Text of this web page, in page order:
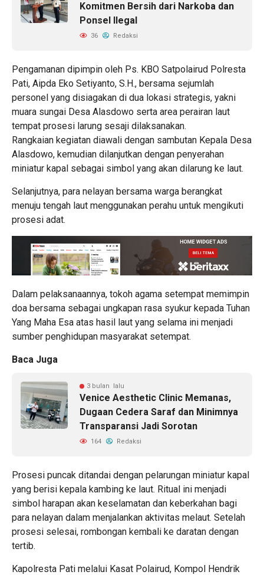
Komitmen Bersih dari Narkoba dan
Ponsel Ilegal
36 Redaksi
Pengamanan dipimpin oleh Ps. KBO Satpolairud Polresta
Pati, Aipda Eko Setiyanto, S.H., bersama sejumlah
personel yang disiagakan di dua lokasi strategis, yakni
muara sungai Desa Alasdowo serta area perairan laut
tempat prosesi larung sesaji dilaksanakan.
Rangkaian kegiatan diawali dengan sambutan Kepala Desa
Alasdowo, kemudian dilanjutkan dengan penyerahan
miniatur kapal sebagai simbol yang akan dilarung ke laut.
Selanjutnya, para nelayan bersama warga berangkat
menuju tengah laut menggunakan perahu untuk mengikuti
prosesi adat.
Dalam pelaksanaannya, tokoh agama setempat memimpin
doa bersama sebagai ungkapan rasa syukur kepada Tuhan
Yang Maha Esa atas hasil laut yang selama ini menjadi
sumber penghidupan masyarakat setempat.
Baca Juga
3 bulan lalu
Venice Aesthetic Clinic Memanas,
Dugaan Cedera Saraf dan Minimnya
Transparansi Jadi Sorotan
164 Redaksi
Prosesi puncak ditandai dengan pelarungan miniatur kapal
yang berisi kepala kambing ke laut. Ritual ini menjadi
simbol harapan akan keselamatan dan keberkahan bagi
para nelayan dalam menjalankan aktivitas melaut. Setelah
prosesi selesai, rombongan kembali ke daratan dengan
tertib.
Kapolresta Pati melalui Kasat Polairud, Kompol Hendrik